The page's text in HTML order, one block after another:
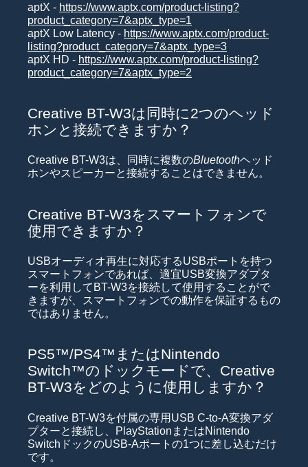
aptX - https://www.aptx.com/product-listing?
product_category=7&aptx_type=1
aptX Low Latency - https://www.aptx.com/product-
listing?product_category=7&aptx_type=3
aptX HD - https://www.aptx.com/product-listing?
product_category=7&aptx_type=2
Creative BT-W3は同時に2つのヘッド
ホンと接続できますか？
Creative BT-W3は、同時に複数のBluetoothヘッド
ホンやスピーカーと接続することはできません。
Creative BT-W3をスマートフォンで
使用できますか？
USBオーディオ再生に対応するUSBポートを持つ
スマートフォンであれば、適宜USB変換アダプタ
ーを利用してBT-W3を接続して使用することがで
きますが、スマートフォンでの動作を保証するもの
ではありません。
PS5™/PS4™またはNintendo
Switch™のドックモードで、Creative
BT-W3をどのように使用しますか？
Creative BT-W3を付属の専用USB C-to-A変換アダ
プターと接続し、PlayStationまたはNintendo
SwitchドックのUSB-Aポートの1つに差し込むだけ
です。